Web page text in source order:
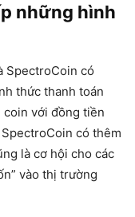
những hình
SpectroCoin có
thức thanh toán
coin với đồng tiền
có thêm
là cơ hội cho các
vào thị trường